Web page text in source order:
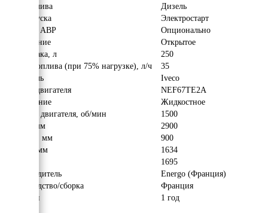
Вид топлива
Дизель
Тип запуска
Электростарт
Наличие АВР
Опционально
Исполнение
Открытое
Объём бака, л
250
Расход топлива (при 75% нагрузке), л/ч
35
Двигатель
Iveco
Модель двигателя
NEF67TE2A
Охлаждение
Жидкостное
Обороты двигателя, об/мин
1500
Длина, мм
2900
Ширина, мм
900
Высота, мм
1634
1695
Производитель
Energo (Франция)
Производство/сборка
Франция
Гарантия
1 год